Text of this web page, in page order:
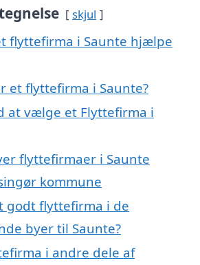
skjul
flyttefirma i Saunte hjælpe
et flyttefirma i Saunte?
at vælge et Flyttefirma i
flyttefirmaer i Saunte
kommune
godt flyttefirma i de
byer til Saunte?
i andre dele af